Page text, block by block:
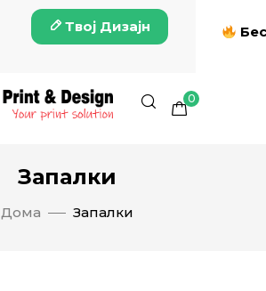
Твој Дизајн
0
Запалки
Дома Запалки